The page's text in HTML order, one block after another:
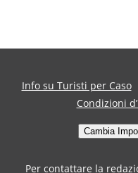
Info su Turisti per Caso
Condizioni
Cambia
Per contattare la